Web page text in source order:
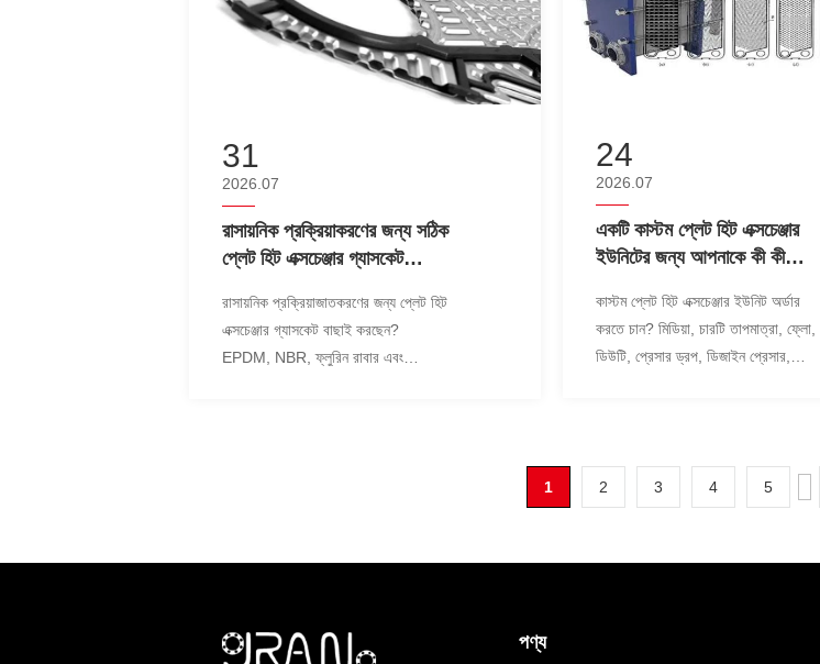
31
2026.07
রাসায়নিক প্রক্রিয়াকরণের জন্য সঠিক
প্লেট হিট এক্সচেঞ্জার গ্যাসকেট
রাসায়নিক প্রক্রিয়াজাতকরণের জন্য প্লেট হিট
এক্সচেঞ্জার গ্যাসকেট বাছাই করছেন?
EPDM, NBR, ফ্লুরিন রাবার এবং
24
2026.07
একটি কাস্টম প্লেট হিট এক্সচেঞ্জার
ইউনিটের জন্য আপনাকে কী কী
কাস্টম প্লেট হিট এক্সচেঞ্জার ইউনিট অর্ডার
করতে চান? মিডিয়া, চারটি তাপমাত্রা, ফ্লো,
ডিউটি, প্রেসার ড্রপ, ডিজাইন প্রেসার,
1 2 3 4 5
পণ্য